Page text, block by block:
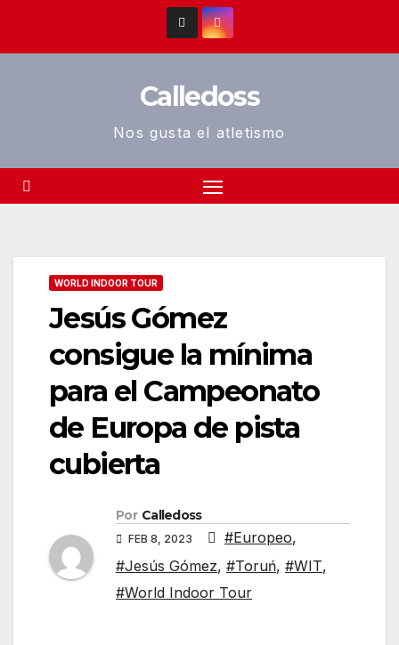
Calledoss
Nos gusta el atletismo
WORLD INDOOR TOUR
Jesús Gómez
consigue la mínima
para el Campeonato
de Europa de pista
cubierta
Por Calledoss
FEB 8, 2023 #Europeo,
#Jesús Gómez, #Toruń, #WIT,
#World Indoor Tour